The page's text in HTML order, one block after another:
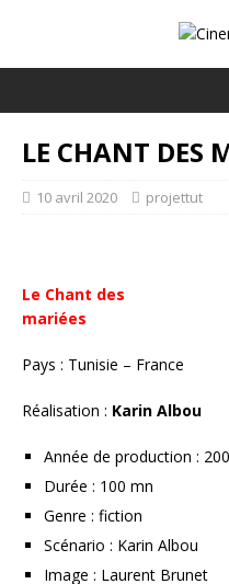
LE CHANT DES
10 avril 2020 projettut
Le Chant des
mariées
Pays : Tunisie – France
Réalisation : Karin Albou
Année de production :
Durée : 100 mn
Genre : fiction
Scénario : Karin Albou
Image : Laurent Brunet